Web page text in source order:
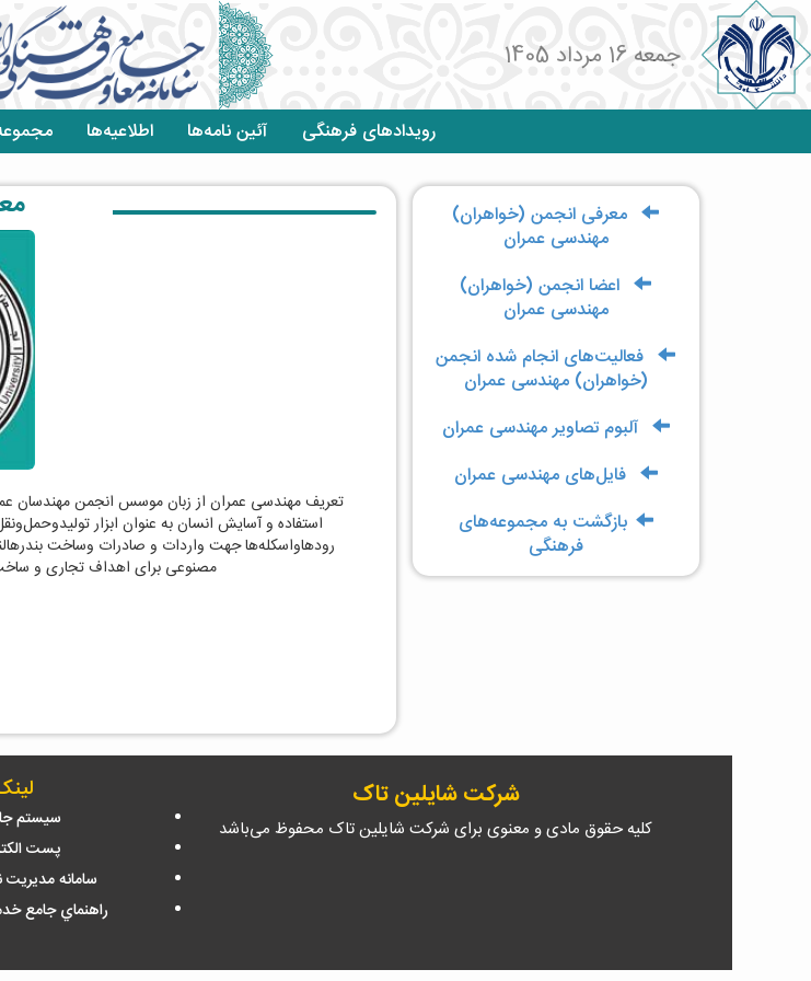
جمعه 16 مرداد 1405
رویدادهای فرهنگی آئین نامه‌ها اطلاعیه‌ها
معرفی انجمن (خواهران)
مهندسی عمران
اعضا انجمن (خواهران)
مهندسی عمران
فعالیت‌های انجام شده انجمن
(خواهران) مهندسی عمران
آلبوم تصاویر مهندسی عمران
فایل‌های مهندسی عمران
بازگشت به مجموعه‌های
فرهنگی
تعریف مهندسی عمران از زبان موسس انجمن مهندسان عمران
استفاده و آسایش انسان به عنوان ابزار
رودهاواسکله‌ها جهت واردات و صادرات وساخت
مصنوعی برای اهداف تجاری و
شرکت شایلین تاک
کلیه حقوق مادی و معنوی برای شرکت شایلین تاک محفوظ می‌باشد
سيستم
پست
سامانه
راهنماي جامع